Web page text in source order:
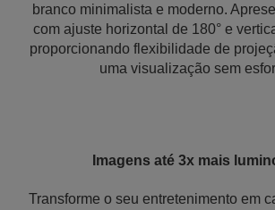
branco minimalista e moderno.
com ajuste horizontal de 180° e
proporcionando flexibilidade de
uma visualização sem
Imagens até 3x mais
Transforme o seu entretenimento em